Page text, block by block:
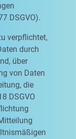
DSGVO).
verpflichtet,
durch
über
von Daten
die
DSGVO